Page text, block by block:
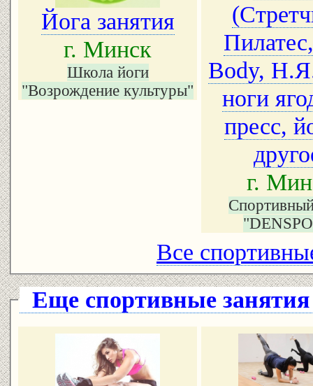
Йога занятия
г. Минск
Школа йоги
"Возрождение культуры"
Body,
ноги
пресс,
г.
Все
Еще спортивные занятия